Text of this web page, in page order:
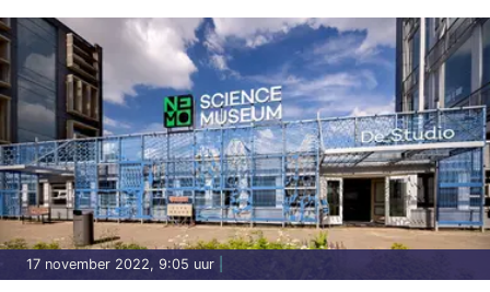
17 november 2022, 9:05 uur